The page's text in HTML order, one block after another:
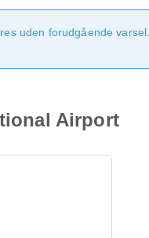
uden forudgående
Airport